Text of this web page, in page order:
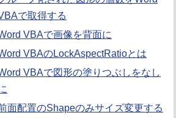
で取得する
VBAで画像を背面に
VBAのLockAspectRatioとは
VBAで図形の塗りつぶしをなし
面配置のShapeのみサイズ変更する